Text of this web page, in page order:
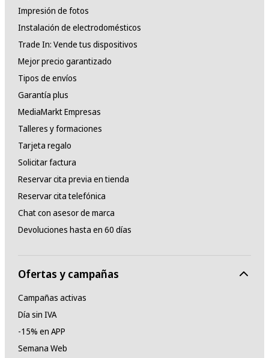
Impresión de fotos
Instalación de electrodomésticos
Trade In: Vende tus dispositivos
Mejor precio garantizado
Tipos de envíos
Garantía plus
MediaMarkt Empresas
Talleres y formaciones
Tarjeta regalo
Solicitar factura
Reservar cita previa en tienda
Reservar cita telefónica
Chat con asesor de marca
Devoluciones hasta en 60 días
Ofertas y campañas
Campañas activas
Día sin IVA
-15% en APP
Semana Web